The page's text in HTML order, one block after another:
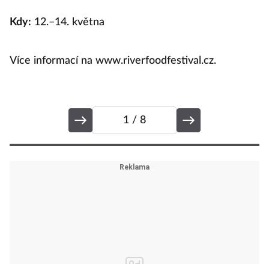
Kdy: 12.–14. května
Více informací na www.riverfoodfestival.cz.
1 / 8